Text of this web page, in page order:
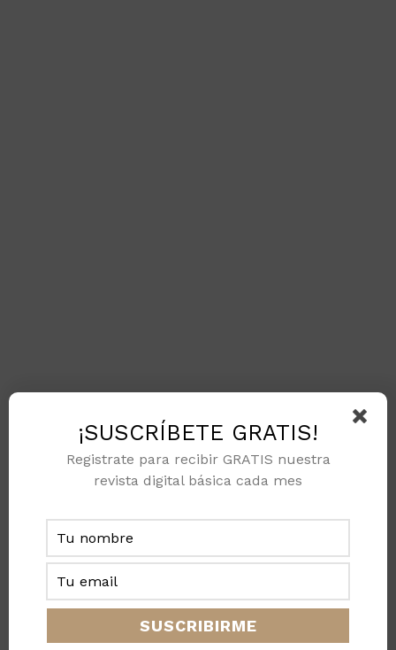
¡SUSCRÍBETE GRATIS!
Registrate para recibir GRATIS nuestra
revista digital básica cada mes